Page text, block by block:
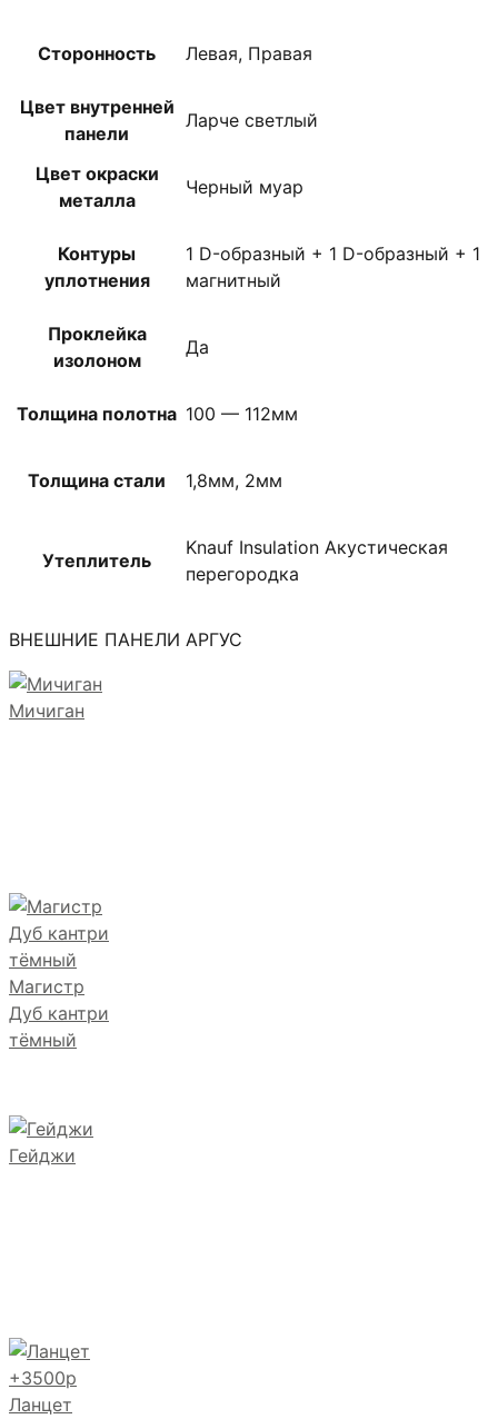
Сторонность Левая, Правая
Цвет внутренней
панели
Ларче светлый
Цвет окраски
металла
Черный муар
Контуры
уплотнения
1 D-образный + 1 D-образный + 1
магнитный
Проклейка
изолоном
Да
Толщина полотна 100 — 112мм
Толщина стали 1,8мм, 2мм
Утеплитель
Knauf Insulation Акустическая
перегородка
ВНЕШНИЕ ПАНЕЛИ АРГУС
Мичиган
Магистр
Дуб кантри
тёмный
Гейджи
Ланцет